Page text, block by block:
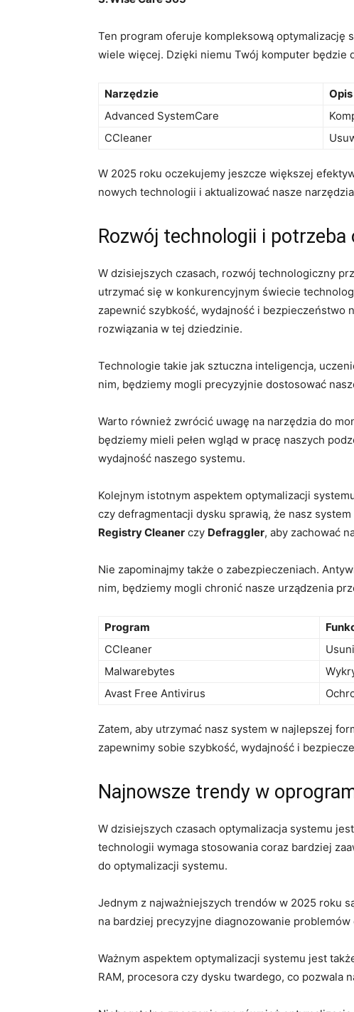
Ten program oferuje kompleksową
wiele więcej. Dzięki niemu Twój komputer będzie
Narzędzie
Opis
Advanced SystemCare
CCleaner
W 2025 roku oczekujemy jeszcze większej
nowych technologii i aktualizować nasze
Rozwój technologii i potrzeba
W dzisiejszych czasach, rozwój technologiczny
utrzymać się w konkurencyjnym świecie
zapewnić szybkość, wydajność i bezpieczeństwo
rozwiązania w tej dziedzinie.
Technologie takie jak sztuczna inteligencja,
nim, będziemy mogli precyzyjnie dostosować
Warto również zwrócić uwagę na narzędzia do
będziemy mieli pełen wgląd w pracę naszych
wydajność naszego systemu.
Kolejnym istotnym aspektem optymalizacji
czy defragmentacji dysku sprawią, że nasz
Registry Cleaner czy Defraggler, aby zachować
Nie zapominajmy także o zabezpieczeniach.
nim, będziemy mogli chronić nasze urządzenia
Program
CCleaner
Malwarebytes
Avast Free Antivirus
Zatem, aby utrzymać nasz system w najlepszej
zapewnimy sobie szybkość, wydajność i
Najnowsze trendy w
W dzisiejszych czasach optymalizacja systemu
technologii wymaga stosowania coraz bardziej
do optymalizacji systemu.
Jednym z najważniejszych trendów w 2025 roku
na bardziej precyzyjne diagnozowanie
Ważnym aspektem optymalizacji systemu jest
RAM, procesora czy dysku twardego, co